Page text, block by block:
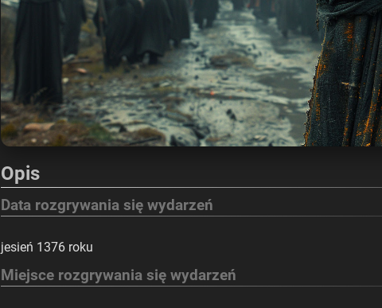
Opis
Data rozgrywania się wydarzeń
jesień 1376 roku
Miejsce rozgrywania się wydarzeń